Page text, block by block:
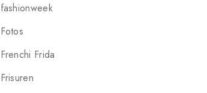
fashionweek
Fotos
Frenchi Frida
Frisuren